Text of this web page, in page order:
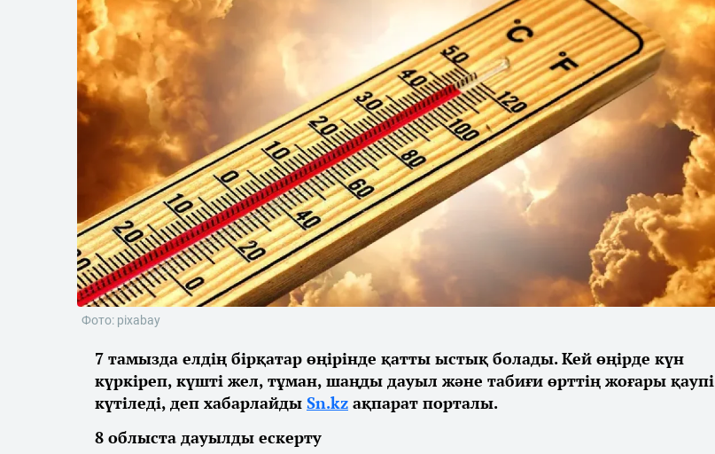
Фото: pixabay
7 тамызда елдің бірқатар өңірінде қатты ыстық болады. Кей өңірде күн
күркіреп, күшті жел, тұман, шаңды дауыл және табиғи өрттің жоғары қаупі
күтіледі, деп хабарлайды Sn.kz ақпарат порталы.
8 облыста дауылды ескерту